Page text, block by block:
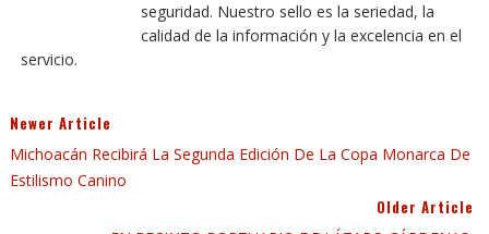
seguridad. Nuestro sello es la seriedad, la
calidad de la información y la excelencia en el
servicio.
Newer Article
Michoacán Recibirá La Segunda Edición De La Copa Monarca De
Estilismo Canino
Older Article